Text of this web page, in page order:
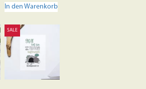
In den Warenkorb
SALE